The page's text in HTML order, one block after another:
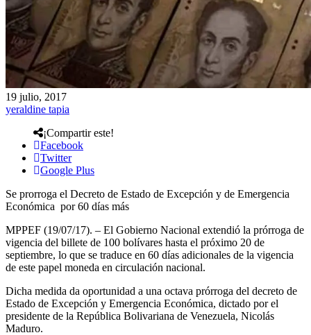
19 julio, 2017
yeraldine tapia
¡Compartir este!
Facebook
Twitter
Google Plus
Se prorroga el Decreto de Estado de Excepción y de Emergencia
Económica por 60 días más
MPPEF (19/07/17). – El Gobierno Nacional extendió la prórroga de
vigencia del billete de 100 bolívares hasta el próximo 20 de
septiembre, lo que se traduce en 60 días adicionales de la vigencia
de este papel moneda en circulación nacional.
Dicha medida da oportunidad a una octava prórroga del decreto de
Estado de Excepción y Emergencia Económica, dictado por el
presidente de la República Bolivariana de Venezuela, Nicolás
Maduro.